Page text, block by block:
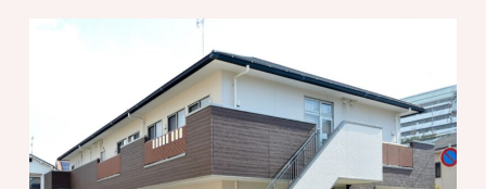
施設をお探しの方へ
老人ホームの種類 よくあるご質問
スタッフ紹介 アクセス